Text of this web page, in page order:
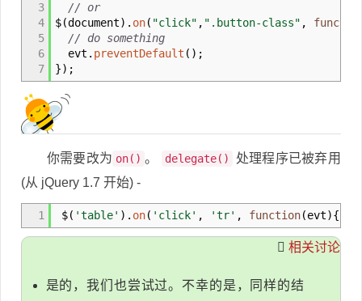
3
4
5
6
7
// or
$(document) . on( "click" , ".button-class" ,
// do something
evt. preventDefault ( ) ;
}) ;
你需要改为 on() 。 delegate()
处理程序已被弃用
(从 jQuery 1.7 开始) -
1 $( 'table' ) . on( 'click' , 'tr' , function(evt){
相关讨论
是的，我们也尝试过。不幸的是，同样的结